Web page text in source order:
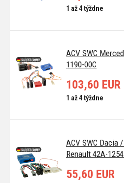
1 až 4 týždne
ACV SWC
1190-00C
103,60 EUR
1 až 4 týždne
ACV SWC Dacia
Renault 42A-
55,60 EUR